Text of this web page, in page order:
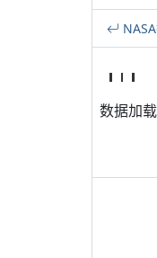
数据加